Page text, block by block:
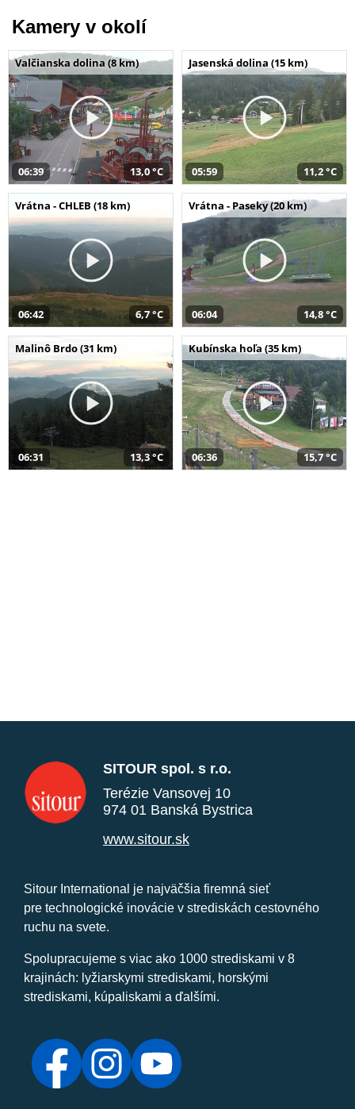
Kamery v okolí
Valčianska dolina (8 km)
06:39 13,0 °C
Jasenská dolina (15 km)
05:59 11,2 °C
Vrátna - CHLEB (18 km)
06:42 6,7 °C
Vrátna - Paseky (20 km)
06:04 14,8 °C
Malinô Brdo (31 km)
06:31 13,3 °C
Kubínska hoľa (35 km)
06:36 15,7 °C
SITOUR spol. s r.o.
Terézie Vansovej 10
974 01 Banská Bystrica
www.sitour.sk
Sitour International je najväčšia firemná sieť
pre technologické inovácie v strediskách cestovného
ruchu na svete.
Spolupracujeme s viac ako 1000 strediskami v 8
krajinách: lyžiarskymi strediskami, horskými
strediskami, kúpaliskami a ďalšími.